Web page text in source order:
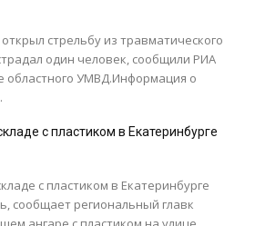
стрельбу из травматического
один человек, сообщили РИА
областного УМВД.Информация о
с пластиком в Екатеринбурге
с пластиком в Екатеринбурге
сообщает региональный главк